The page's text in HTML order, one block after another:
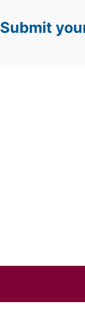
Submit